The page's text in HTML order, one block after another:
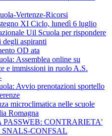
Vertenze-Ricorsi
XI Ciclo, lunedì 6 luglio
Uil Scuola per rispondere
degli aspiranti
OD ata
Assemblea online su
e immissioni in ruolo A.S.
Avvio prenotazioni sportello
microclimatica nelle scuole
Romagna
PASSWEB: CONTRARIETA'
CONFSAL